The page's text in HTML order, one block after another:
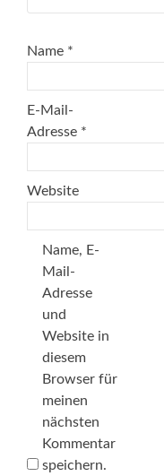
Name *
E-Mail-
Adresse *
Website
Name, E-
Mail-
Adresse
und
Website in
diesem
Browser für
meinen
nächsten
Kommentar
speichern.